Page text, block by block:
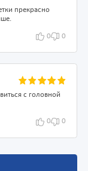
прекрасно
0 0
с головной
0 0